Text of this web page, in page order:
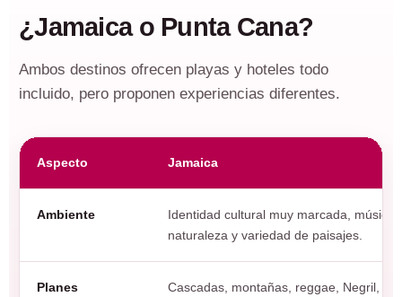
¿Jamaica o Punta Cana?
Ambos destinos ofrecen playas y hoteles todo
incluido, pero proponen experiencias diferentes.
Aspecto Jamaica
Ambiente
Identidad cultural muy marcada, música,
naturaleza y variedad de paisajes.
Planes
Cascadas, montañas, reggae, Negril,